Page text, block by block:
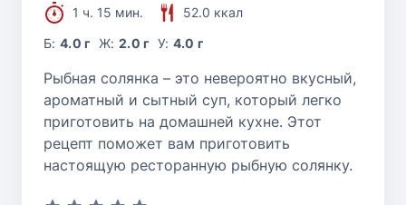
1 ч. 15 мин.
52.0 ккал
Б:4.0 г Ж: 2.0 г У: 4.0 г
Рыбная солянка – это невероятно вкусный,
ароматный и сытный суп, который легко
приготовить на домашней кухне. Этот
рецепт поможет вам приготовить
настоящую ресторанную рыбную солянку.